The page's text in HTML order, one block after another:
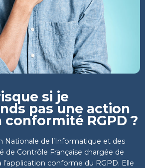
si je
pas une action
conformité RGPD ?
Nationale de l’Informatique et des
de Contrôle Française chargée de
conforme du RGPD. Elle